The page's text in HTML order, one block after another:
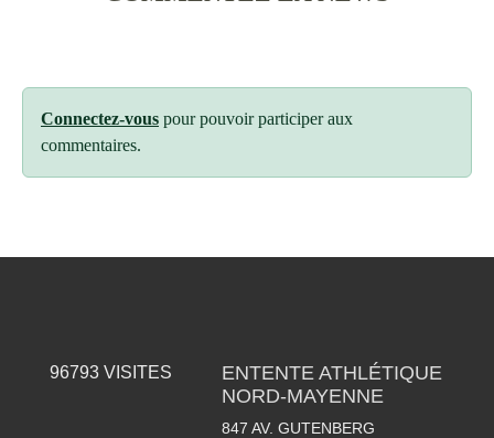
Connectez-vous pour pouvoir participer aux
commentaires.
96793VISITES
ENTENTE ATHLÉTIQUE
NORD-MAYENNE
847 AV. GUTENBERG